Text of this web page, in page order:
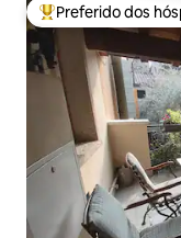
Entre os melhores
Preferido dos